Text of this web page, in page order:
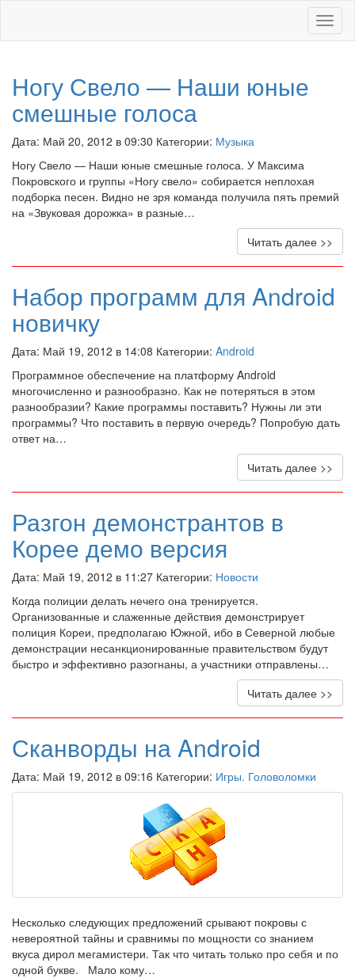
Меню
Ногу Свело — Наши юные
смешные голоса
Дата: Май 20, 2012 в 09:30 Категории: Музыка
Ногу Свело — Наши юные смешные голоса. У Максима
Покровского и группы «Ногу свело» собирается неплохая
подборка песен. Видно не зря команда получила пять премий
на «Звуковая дорожка» в разные…
Читать далее >>
Набор программ для Android
новичку
Дата: Май 19, 2012 в 14:08 Категории: Android
Программное обеспечение на платформу Android
многочисленно и разнообразно. Как не потеряться в этом
разнообразии? Какие программы поставить? Нужны ли эти
программы? Что поставить в первую очередь? Попробую дать
ответ на…
Читать далее >>
Разгон демонстрантов в
Корее демо версия
Дата: Май 19, 2012 в 11:27 Категории: Новости
Когда полиции делать нечего она тренируется.
Организованные и слаженные действия демонстрирует
полиция Кореи, предполагаю Южной, ибо в Северной любые
демонстрации несанкционированные правительством будут
быстро и эффективно разогнаны, а участники отправлены…
Читать далее >>
Сканворды на Android
Дата: Май 19, 2012 в 09:16 Категории: Игры. Головоломки
Несколько следующих предложений срывают покровы с
невероятной тайны и сравнимы по мощности со знанием
вкуса дирол мегамистери. Так что читать только про себя и по
одной букве. Мало кому…